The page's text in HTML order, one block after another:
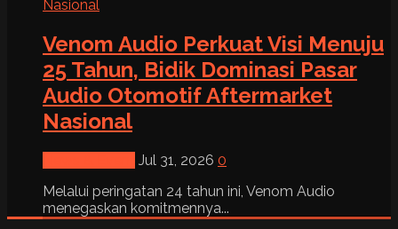
Venom Audio Perkuat Visi Menuju
25 Tahun, Bidik Dominasi Pasar
Audio Otomotif Aftermarket
Nasional
Jul 31, 2026 0
Melalui peringatan 24 tahun ini, Venom Audio
menegaskan komitmennya...